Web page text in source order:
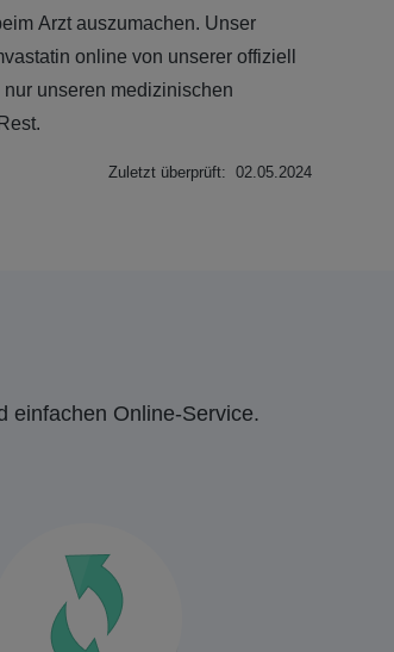
Arzt auszumachen. Unser
online von unserer offiziell
unseren medizinischen
Zuletzt überprüft: 02.05.2024
einfachen Online-Service.